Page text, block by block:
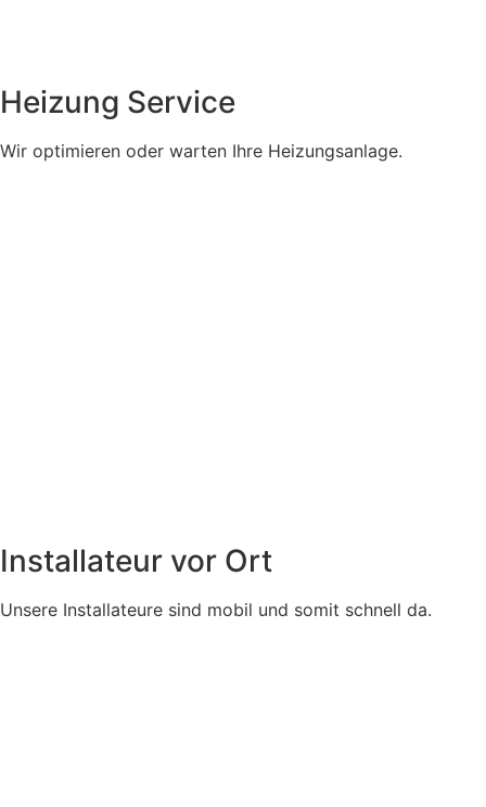
Heizung Service
Wir optimieren oder warten Ihre Heizungsanlage.
Installateur vor Ort
Unsere Installateure sind mobil und somit schnell da.